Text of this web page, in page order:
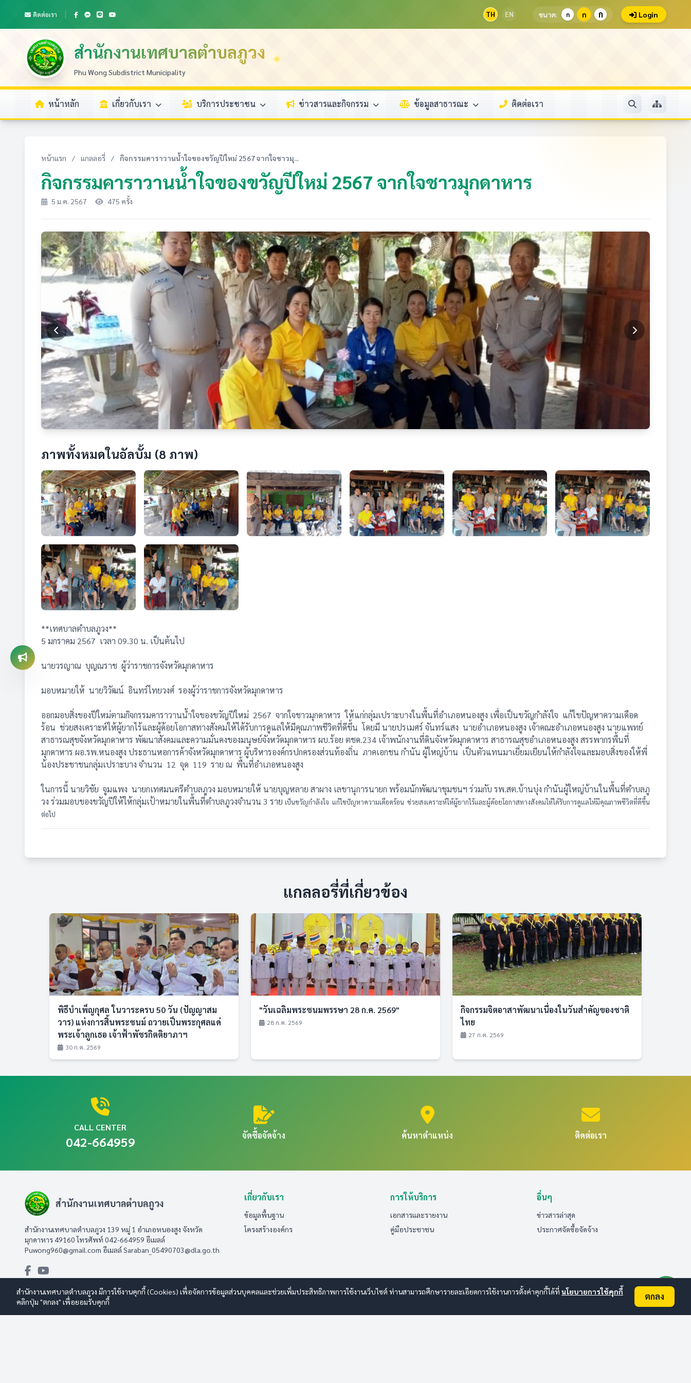
ติดต่อเรา TH EN ขนาด: ก ก ก Login
สำนักงานเทศบาลตำบลภูวง
Phu Wong Subdistrict Municipality
หน้าหลัก เกี่ยวกับเรา บริการประชาชน ข่าวสารและกิจกรรม ข้อมูลสาธารณะ ติดต่อเรา
หน้าแรก / แกลลอรี่ / กิจกรรมคาราวานน้ำใจของขวัญปีใหม่ 2567 จากใจชาวมุ...
กิจกรรมคาราวานน้ำใจของขวัญปีใหม่ 2567 จากใจชาวมุกดาหาร
5 ม.ค. 2567 475 ครั้ง
ภาพทั้งหมดในอัลบั้ม (8 ภาพ)
**เทศบาลตำบลภูวง**
5 มกราคม 2567 เวลา 09.30 น. เป็นต้นไป
นายวรญาณ บุญณราช ผู้ว่าราชการจังหวัดมุกดาหาร
มอบหมายให้ นายวิวัฒน์ อินทร์ไทยวงศ์ รองผู้ว่าราชการจังหวัดมุกดาหาร
ออกมอบสิ่งของปีใหม่ตามกิจกรรมคาราวานน้ำใจของขวัญปีใหม่ 2567 จากใจชาวมุกดาหาร ให้แก่กลุ่มเปราะบางในพื้นที่อำเภอหนองสูง เพื่อเป็นขวัญกำลังใจ แก้ไขปัญหาความเดือด
ร้อน ช่วยสงเคราะห์ให้ผู้ยากไร้และผู้ด้อยโอกาสทางสังคมให้ได้รับการดูแลให้มีคุณภาพชีวิตที่ดีขึ้น โดยมี นายปรเมศร์ จันทร์แสง นายอำเภอหนองสูง เจ้าคณะอำเภอหนองสูง นายแพทย์
สาธารณสุขจังหวัดมุกดาหาร พัฒนาสังคมและความมั่นคงของมนุษย์จังหวัดมุกดาหาร ผบ.ร้อย ตชด.234 เจ้าพนักงานที่ดินจังหวัดมุกดาหาร สาธารณสุขอำเภอหนองสูง สรรพากรพื้นที่
มุกดาหาร ผอ.รพ.หนองสูง ประธานหอการค้าจังหวัดมุกดาหาร ผู้บริหารองค์กรปกครองส่วนท้องถิ่น ภาคเอกชน กำนัน ผู้ใหญ่บ้าน เป็นตัวแทนมาเยี่ยมเยียนให้กำลังใจและมอบสิ่งของให้พี่
น้องประชาชนกลุ่มเปราะบาง จำนวน 12 จุด 119 ราย ณ พื้นที่อำเภอหนองสูง
ในการนี้ นายวิชัย จูมแพง นายกเทศมนตรีตำบลภูวง มอบหมายให้ นายบุญหลาย สาผาง เลขานุการนายก พร้อมนักพัฒนาชุมชนฯ ร่วมกับ รพ.สต.บ้านบุ่ง กำนันผู้ใหญ่บ้านในพื้นที่ตำบลภู
วง ร่วมมอบของขวัญปีให้ให้กลุ่มเป้าหมายในพื้นที่ตำบลภูวงจำนวน 3 ราย เป็นขวัญกำลังใจ แก้ไขปัญหาความเดือดร้อน ช่วยสงเคราะห์ให้ผู้ยากไร้และผู้ด้อยโอกาสทางสังคมให้ได้รับการดูแลให้มีคุณภาพชีวิตที่ดีขึ้น
ต่อไป
แกลลอรี่ที่เกี่ยวข้อง
พิธีบำเพ็ญกุศล ในวาระครบ 50 วัน (ปัญญาสม
วาร) แห่งการสิ้นพระชนม์ ถวายเป็นพระกุศลแด่
พระเจ้าลูกเธอ เจ้าฟ้าพัชรกิตติยาภาฯ
30 ก.ค. 2569
"วันเฉลิมพระชนมพรรษา 28 ก.ค. 2569"
28 ก.ค. 2569
กิจกรรมจิตอาสาพัฒนาเนื่องในวันสำคัญของชาติ
ไทย
27 ก.ค. 2569
CALL CENTER
042-664959 จัดซื้อจัดจ้าง ค้นหาตำแหน่ง ติดต่อเรา
สำนักงานเทศบาลตำบลภูวง
สำนักงานเทศบาลตำบลภูวง 139 หมู่ 1 อำเภอหนองสูง จังหวัด
มุกดาหาร 49160 โทรศัพท์ 042-664959 อีเมลล์
Puwong960@gmail.com อีเมลล์Saraban_05490703@dla.go.th
เกี่ยวกับเรา
ข้อมูลพื้นฐาน
โครงสร้างองค์กร
การให้บริการ
เอกสารและรายงาน
คู่มือประชาชน
อื่นๆ
ข่าวสารล่าสุด
ประกาศจัดซื้อจัดจ้าง
สำนักงานเทศบาลตำบลภูวง มีการใช้งานคุกกี้ (Cookies) เพื่อจัดการข้อมูลส่วนบุคคลและช่วยเพิ่มประสิทธิภาพการใช้งานเว็บไซต์ ท่านสามารถศึกษารายละเอียดการใช้งานการตั้งค่าคุกกี้ได้ที่ นโยบายการใช้คุกกี้
คลิกปุ่ม "ตกลง" เพื่อยอมรับคุกกี้
ตกลง